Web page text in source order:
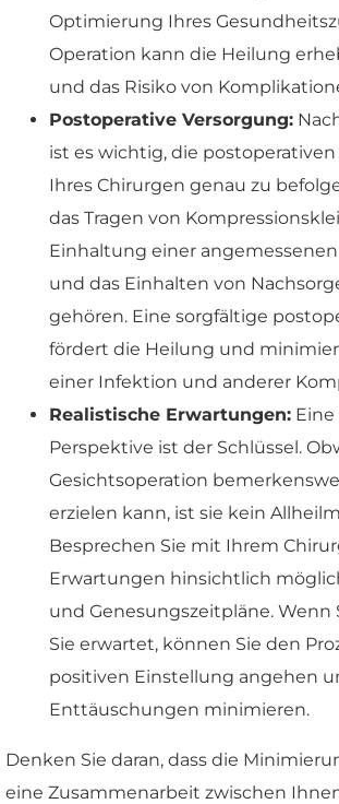
Optimierung Ihres
Operation kann die Heilung
und das Risiko von
Postoperative Versorgung:
ist es wichtig, die
Ihres Chirurgen genau zu
das Tragen von
Einhaltung einer
und das Einhalten von
gehören. Eine sorgfältige
fördert die Heilung und
einer Infektion und anderer
Realistische Erwartungen:
Perspektive ist der Schlüssel.
Gesichtsoperation
erzielen kann, ist sie kein
Besprechen Sie mit Ihrem
Erwartungen hinsichtlich
und Genesungszeitpläne. Wenn
Sie erwartet, können Sie den
positiven Einstellung angehen
Enttäuschungen minimieren.
Denken Sie daran, dass die
eine Zusammenarbeit zwischen